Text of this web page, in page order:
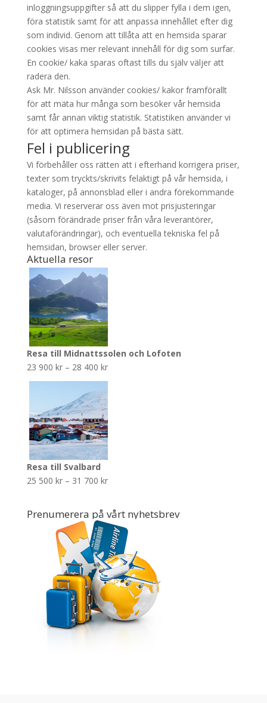
inloggningsuppgifter så att du slipper fylla i dem igen,
föra statistik samt för att anpassa innehållet efter dig
som individ. Genom att tillåta att en hemsida sparar
cookies visas mer relevant innehåll för dig som surfar.
En cookie/ kaka sparas oftast tills du själv väljer att
radera den.
Ask Mr. Nilsson använder cookies/ kakor framförallt
för att mäta hur många som besöker vår hemsida
samt får annan viktig statistik. Statistiken använder vi
för att optimera hemsidan på bästa sätt.
Fel i publicering
Vi förbehåller oss rätten att i efterhand korrigera priser,
texter som tryckts/skrivits felaktigt på vår hemsida, i
kataloger, på annonsblad eller i andra förekommande
media. Vi reserverar oss även mot prisjusteringar
(såsom förändrade priser från våra leverantörer,
valutaförändringar), och eventuella tekniska fel på
hemsidan, browser eller server.
Aktuella resor
Resa till Midnattssolen och Lofoten
23 900 kr – 28 400 krPrisintervall:
23
900 kr
till
28
400 kr
Resa till Svalbard
25 500 kr – 31 700 krPrisintervall:
500 kr
till
31
700 kr
Prenumerera på vårt nyhetsbrev